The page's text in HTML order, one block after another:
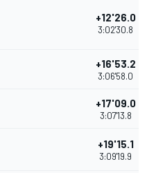
+12'26.0
3:02'30.8
+16'53.2
3:06'58.0
+17'09.0
3:07'13.8
+19'15.1
3:09'19.9